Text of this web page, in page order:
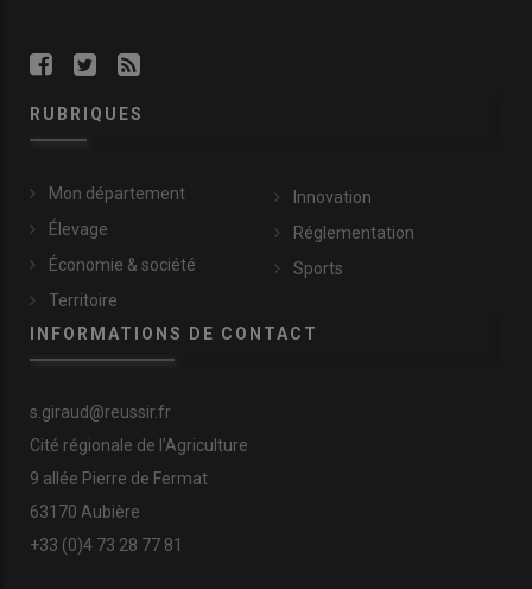
RUBRIQUES
Mon département
Élevage
Économie & société
Territoire
Innovation
Réglementation
Sports
INFORMATIONS DE CONTACT
s.giraud@reussir.fr
Cité régionale de l’Agriculture
9 allée Pierre de Fermat
63170 Aubière
+33 (0)4 73 28 77 81